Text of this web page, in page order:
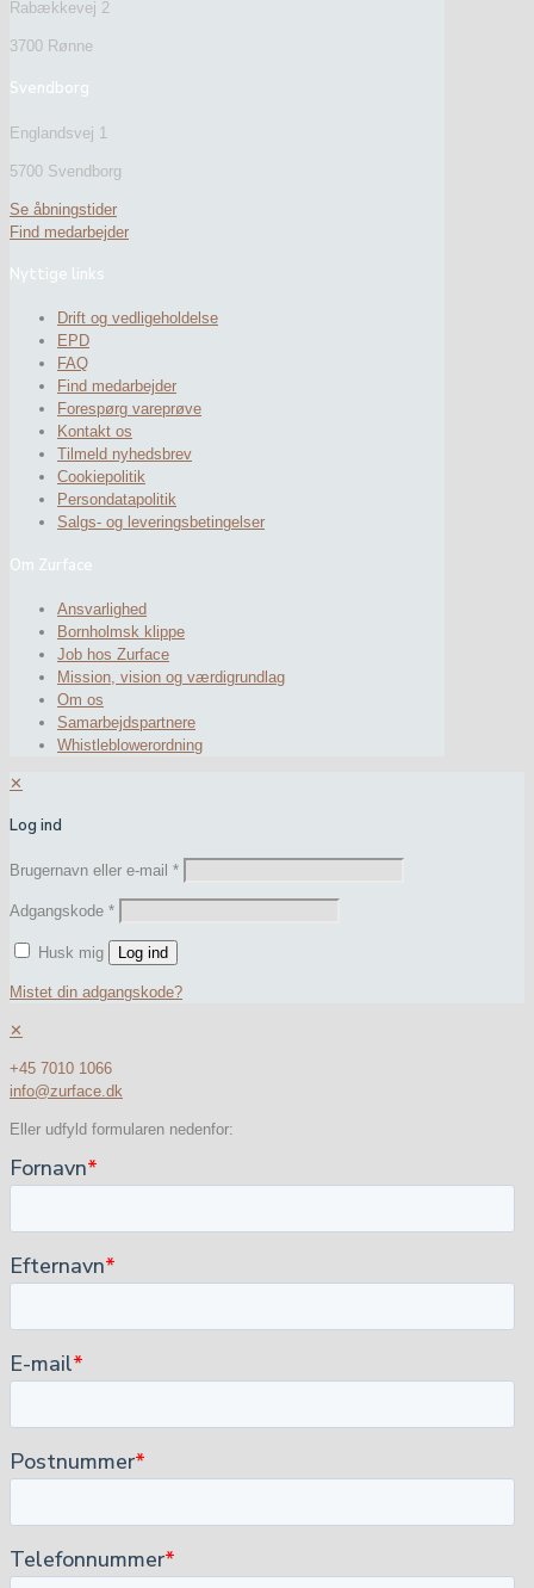
Rabækkevej 2
3700 Rønne
Svendborg
Englandsvej 1
5700 Svendborg
Se åbningstider
Find medarbejder
Nyttige links
Drift og vedligeholdelse
EPD
FAQ
Find medarbejder
Forespørg vareprøve
Kontakt os
Tilmeld nyhedsbrev
Cookiepolitik
Persondatapolitik
Salgs- og leveringsbetingelser
Om Zurface
Ansvarlighed
Bornholmsk klippe
Job hos Zurface
Mission, vision og værdigrundlag
Om os
Samarbejdspartnere
Whistleblowerordning
✕
Log ind
Brugernavn eller e-mail *
Adgangskode *
Husk mig Log ind
Mistet din adgangskode?
✕
+45 7010 1066
info@zurface.dk
Eller udfyld formularen nedenfor: